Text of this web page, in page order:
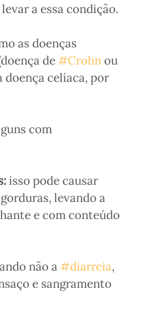
a essa condição.
as doenças
de#Crohnou
celíaca, por
com
isso pode causar
levando a
e com conteúdo
não a#diarreia,
e sangramento